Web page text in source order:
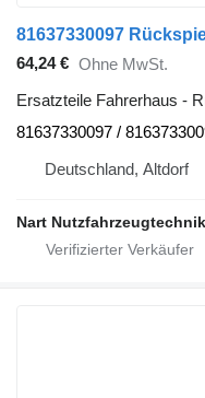
81637330097
64,24 € Ohne MwSt.
Ersatzteile Fahrerhaus -
81637330097 /
Deutschland, Altdorf
Nart Nutzfahrzeugtechnik